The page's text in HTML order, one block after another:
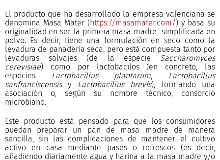
El producto que ha desarrollado la empresa valenciana se
denomina Masa Mater (https://masamater.com/) y basa su
originalidad en ser la primera masa madre simplificada en
polvo. Es decir, tiene una formulación en seco como la
levadura de panadería seca, pero está compuesta tanto por
levaduras salvajes (de la especie Saccharomyces
cerevisiae) como por lactobacilos (en concreto, las
especies Lactobacillus plantarum, Lactobacillus
sanfranciscensisy Lactobacillus brevis), formando una
asociación o, según su nombre técnico, consorcio
microbiano.
Este producto está pensado para que los consumidores
puedan preparar un pan de masa madre de manera
sencilla, sin las complicaciones de mantener el cultivo
activo en casa mediante pases o refrescos (es decir,
añadiendo diariamente agua y harina a la masa madre y/o